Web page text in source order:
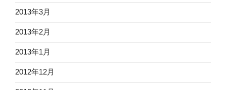
2013年3月
2013年2月
2013年1月
2012年12月